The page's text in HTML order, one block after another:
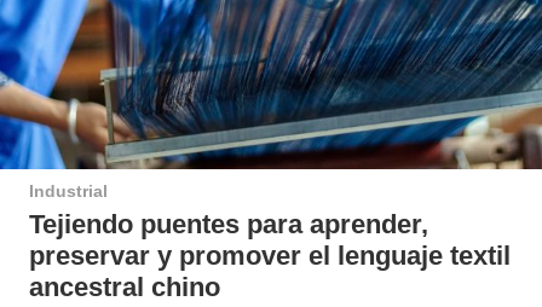
Industrial
Tejiendo puentes para aprender,
preservar y promover el lenguaje textil
ancestral chino